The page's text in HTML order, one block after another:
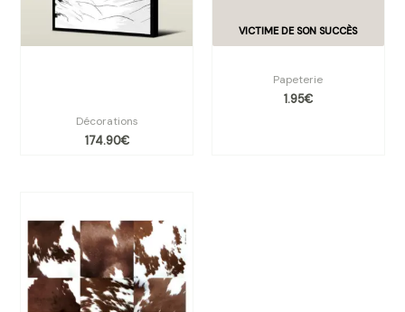
Décorations
174.90€
Papeterie
1.95€